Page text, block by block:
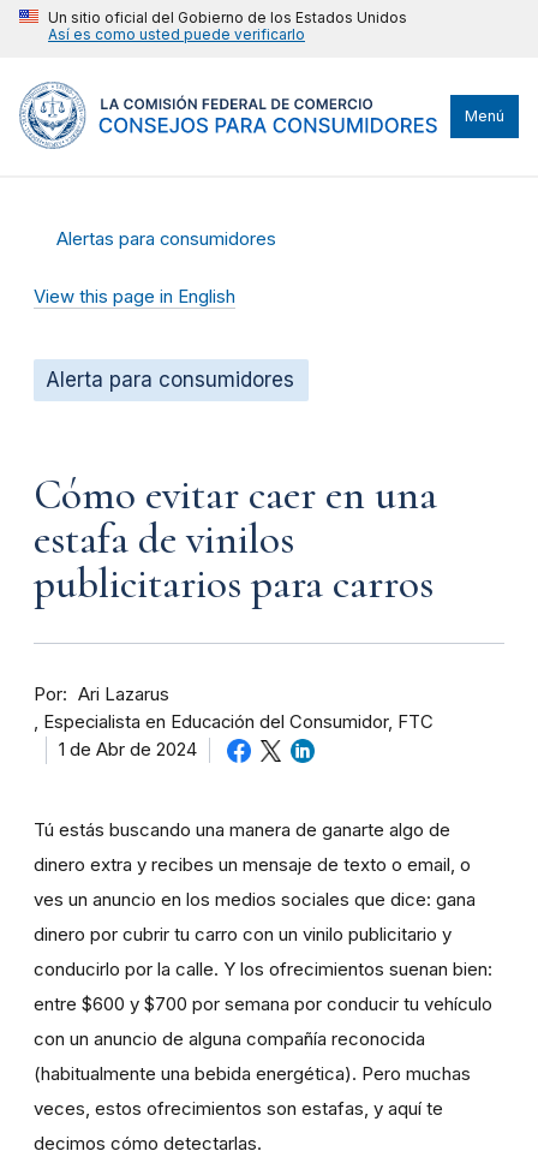
Un sitio oficial del Gobierno de los Estados Unidos
Así es como usted puede verificarlo
Menú
Alertas para consumidores
View this page in English
Alerta para consumidores
Cómo evitar caer en una
estafa de vinilos
publicitarios para carros
Por
Ari Lazarus
Especialista en Educación del Consumidor, FTC
1 de Abr de 2024
Tú estás buscando una manera de ganarte algo de
dinero extra y recibes un mensaje de texto o email, o
ves un anuncio en los medios sociales que dice: gana
dinero por cubrir tu carro con un vinilo publicitario y
conducirlo por la calle. Y los ofrecimientos suenan bien:
entre $600 y $700 por semana por conducir tu vehículo
con un anuncio de alguna compañía reconocida
(habitualmente una bebida energética). Pero muchas
veces, estos ofrecimientos son estafas, y aquí te
decimos cómo detectarlas.